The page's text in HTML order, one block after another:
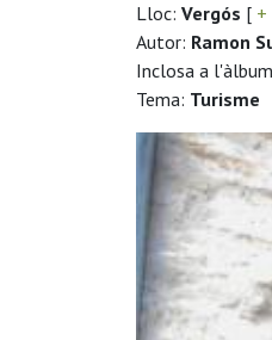
Lloc: Vergós [
Autor: Ramon
Inclosa a
Tema: Turisme